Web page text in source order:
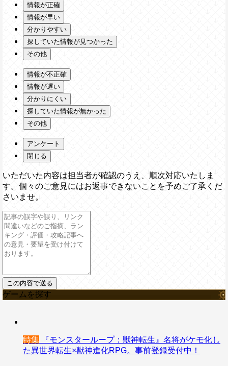
情報が正確
情報が早い
分かりやすい
探していた情報が見つかった
その他
情報が不正確
情報が遅い
分かりにくい
探していた情報が無かった
その他
アンケート
閉じる
いただいた内容は担当者が確認のうえ、順次対応いたしま
す。個々のご意見にはお返事できないことを予めご了承くだ
さいませ。
ゲームを探す
特集 『モンスターループ：獣神転生』名将がケモ化し
た異世界転生×獣神進化RPG。事前登録受付中！